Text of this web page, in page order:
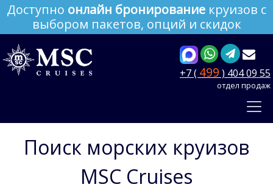
Доступно онлайн бронирование круизов с
выбором пакетов, опций и скидок
+7 ( 499 ) 404 09 55
отдел продаж
Поиск морских круизов
MSC Cruises